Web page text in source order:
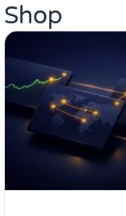
Shop